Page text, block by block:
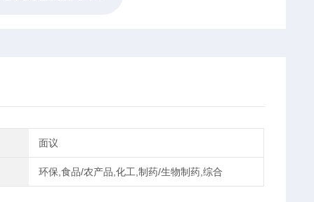
面议
环保,食品/农产品,化工,制药/生物制药,综合